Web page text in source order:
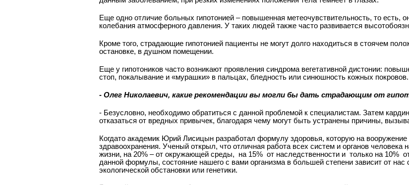
Еще одно отличие больных гипотонией – повышенная метеочувствительность, то есть,
колебания атмосферного давления. У таких людей также часто развивается
Кроме того, страдающие гипотонией пациенты не могут долго находиться в стоячем
остановке, в душном помещении.
Еще у гипотоников часто возникают проявления синдрома вегетативной дистонии:
стоп, покалывание и «мурашки» в пальцах, бледность или синюшность кожных покровов.
- Олег Николаевич, какие рекомендации вы могли бы дать страдающим от
­- Безусловно, необходимо обратиться с данной проблемой к специалистам. Затем
отказаться от вредных привычек, благодаря чему могут быть устранены причины,
Когда­то академик Юрий Лисицын разработал формулу здоровья, которую на вооружение
здравоохранения. Ученый открыл, что отличная работа всех систем и органов человека
жизни, на 20% – от окружающей среды, на 15% ­ от наследственности и только на 10%
данной формулы, состояние нашего с вами организма в большей степени зависит от
экологической обстановки или генетики.